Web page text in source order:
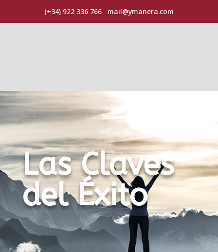
(+34) 922 336 766 mail@ymanera.com
Las Claves
del Éxito